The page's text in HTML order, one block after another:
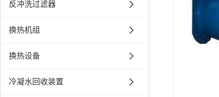
反冲洗过滤器
换热机组
换热设备
冷凝水回收装置